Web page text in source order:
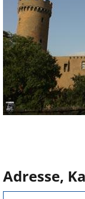
Adresse,